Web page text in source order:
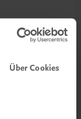
Über Cookies